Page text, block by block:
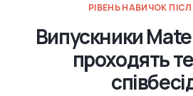
РІВЕНЬ НАВИЧОК
Випускники
проходять